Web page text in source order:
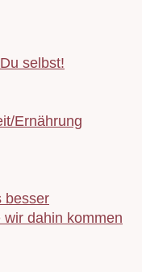
selbst!
Ernährung
besser
dahin kommen